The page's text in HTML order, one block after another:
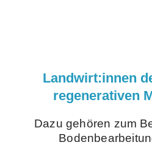
Landwirt:innen
regenerativen
Dazu gehören zum